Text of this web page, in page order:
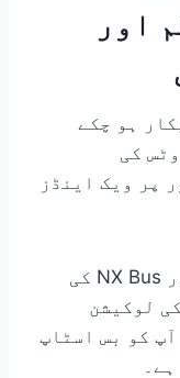
اور
ہو چکے
روٹس کی
پر ویک اینڈز
Transport for West Midlands اور NX Bus کی
لوکیشن
کو بس اسٹاپ